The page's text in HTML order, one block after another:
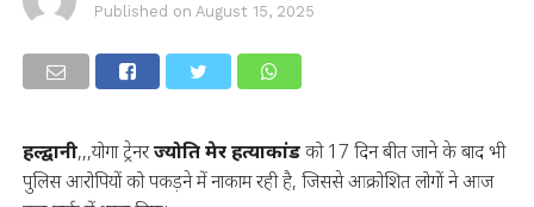
Published on August 15, 2025
हल्द्वानी,,,योगा ट्रेनरज्योति मेर हत्याकांडको 17 दिन बीत जाने के बाद भी
पुलिस आरोपियों को पकड़ने में नाकाम रही है, जिससे आक्रोशित लोगों ने आज